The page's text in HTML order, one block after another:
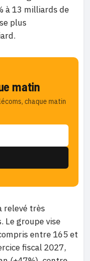
à 13 milliards de
plus
matin
chaque matin
relevé très
Le groupe vise
entre 165 et
fiscal 2027,